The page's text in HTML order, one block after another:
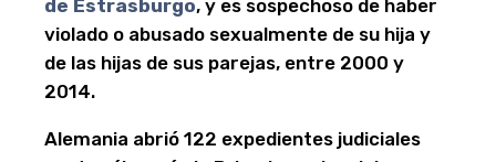
de Estrasburgo, y es sospechoso de haber
violado o abusado sexualmente de su hija y
de las hijas de sus parejas, entre 2000 y
2014.
Alemania abrió 122 expedientes judiciales